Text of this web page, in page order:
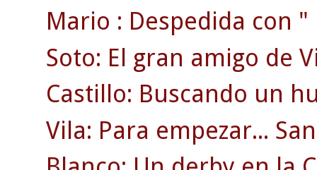
Mario : Despedida con
Soto: El gran amigo de
Castillo: Buscando un
Vila: Para empezar...